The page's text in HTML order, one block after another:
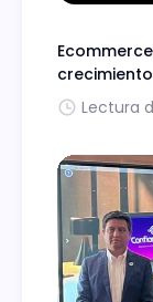
Lectura